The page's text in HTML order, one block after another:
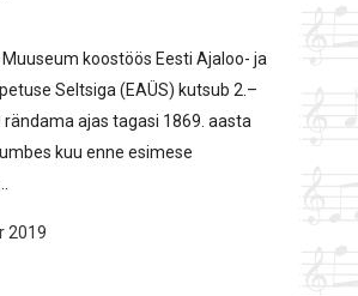
Muuseum koostöös Eesti Ajaloo- ja
Seltsiga (EAÜS) kutsub 2.–
rändama ajas tagasi 1869. aasta
kuu enne esimese
2019